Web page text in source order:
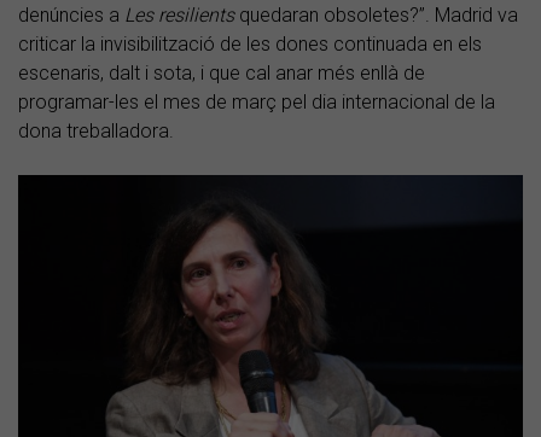
denúncies a Les resilientsquedaran obsoletes?”. Madrid va
criticar la invisibilització de les dones continuada en els
escenaris, dalt i sota, i que cal anar més enllà de
programar-les el mes de març pel dia internacional de la
dona treballadora.